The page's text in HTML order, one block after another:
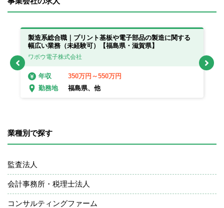
製造系総合職｜プリント基板や電子部品の製造に関する
幅広い業務（未経験可）【福島県・滋賀県】
ワボウ電子株式会社
年収
350万円～550万円
勤務地
福島県、他
業種別で探す
監査法人
会計事務所・税理士法人
コンサルティングファーム